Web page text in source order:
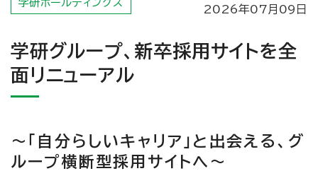
学研ホールディングス
2026年07月09日
学研グループ、新卒採用サイトを全
面リニューアル
～「自分らしいキャリア」と出会える、グ
ループ横断型採用サイトへ～